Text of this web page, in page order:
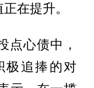
在提升。
点心债中，
极追捧的对